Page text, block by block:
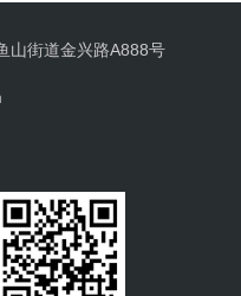
山街道金兴路A888号